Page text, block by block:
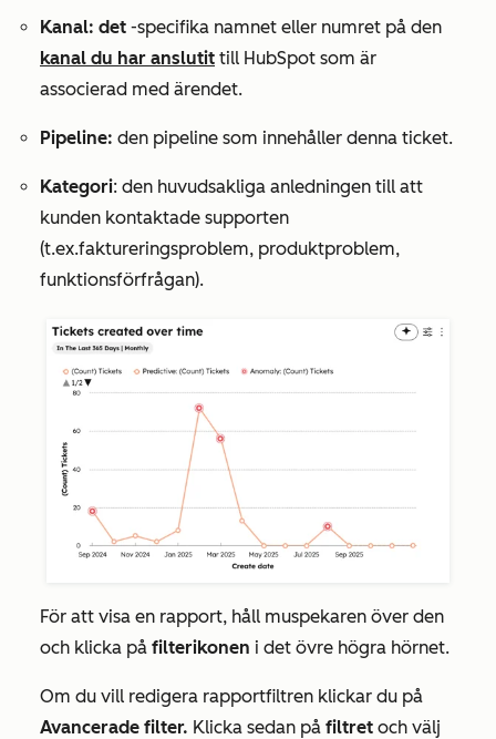
Kanal: det -specifika namnet eller numret på den
kanal du har anslutit till HubSpot som är
associerad med ärendet.
Pipeline: den pipeline som innehåller denna ticket.
Kategori: den huvudsakliga anledningen till att
kunden kontaktade supporten
(t.ex.faktureringsproblem, produktproblem,
funktionsförfrågan).
För att visa en rapport, håll muspekaren över den
och klicka på filterikonen i det övre högra hörnet.
Om du vill redigera rapportfiltren klickar du på
Avancerade filter. Klicka sedan på filtret och välj